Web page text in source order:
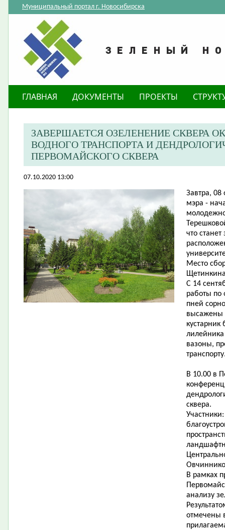
Муниципальный портал г. Новосибирска
ГЛАВНАЯ ДОКУМЕНТЫ ПРОЕКТЫ
ЗАВЕРШАЕТСЯ ОЗЕЛЕНЕНИЕ СКВЕРА
ВОДНОГО ТРАНСПОРТА И
ПЕРВОМАЙСКОГО СКВЕРА
07.10.2020 13:00
Завтра, 08
мэра -
что
Место
С 14
работы по
пней
высажены
лилейника
вазоны,
В 10.00 в
сквера.
В рамках
анализу
отмечены